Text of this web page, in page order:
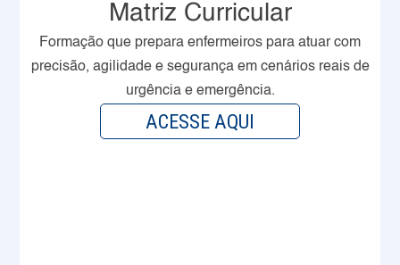
Matriz Curricular
Formação que prepara enfermeiros para atuar com
precisão, agilidade e segurança em cenários reais de
urgência e emergência.
ACESSE AQUI